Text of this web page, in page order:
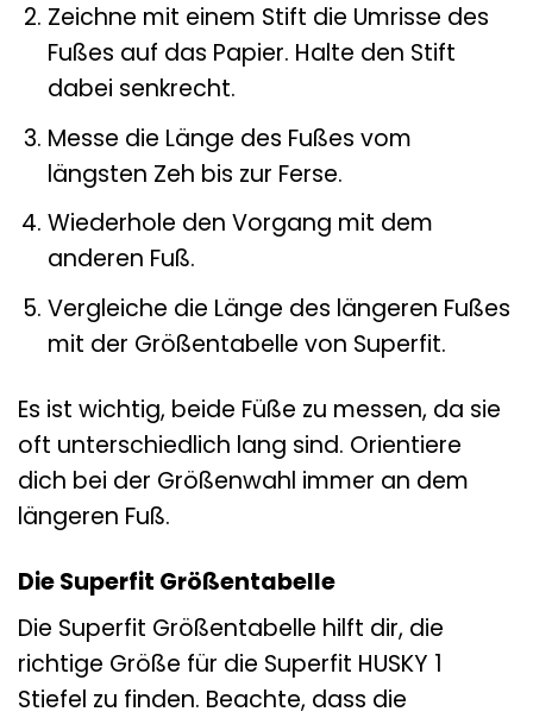
Zeichne mit einem Stift die Umrisse des
Fußes auf das Papier. Halte den Stift
dabei senkrecht.
Messe die Länge des Fußes vom
längsten Zeh bis zur Ferse.
Wiederhole den Vorgang mit dem
anderen Fuß.
Vergleiche die Länge des längeren Fußes
mit der Größentabelle von Superfit.
Es ist wichtig, beide Füße zu messen, da sie
oft unterschiedlich lang sind. Orientiere
dich bei der Größenwahl immer an dem
längeren Fuß.
Die Superfit Größentabelle
Die Superfit Größentabelle hilft dir, die
richtige Größe für die Superfit HUSKY 1
Stiefel zu finden. Beachte, dass die